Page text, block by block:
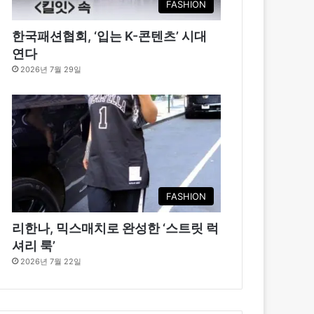
FASHION
한국패션협회, ‘입는 K-콘텐츠’ 시대
연다
2026년 7월 29일
FASHION
리한나, 믹스매치로 완성한 ‘스트릿 럭
셔리 룩’
2026년 7월 22일